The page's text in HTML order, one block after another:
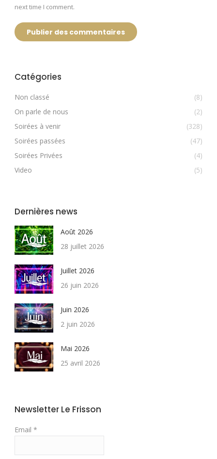
next time I comment.
Publier des commentaires
Catégories
Non classé
(8)
On parle de nous
(2)
Soirées à venir
(328)
Soirées passées
(47)
Soirées Privées
(4)
Video
(5)
Dernières news
Août 2026
28 juillet 2026
Juillet 2026
26 juin 2026
Juin 2026
2 juin 2026
Mai 2026
25 avril 2026
Newsletter Le Frisson
Email *